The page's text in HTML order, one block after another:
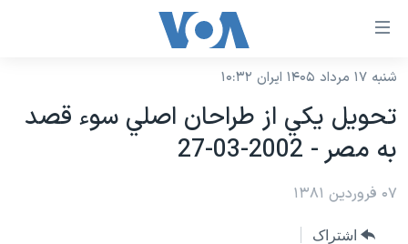
لینکهای
دسترسی
جهش
محتوای
اصلی
جهش
نسخه سبک وب‌سایت
موضوع ها
ایران
آمریکا
برنامه های تلویزیونی
جدول برنامه ها
شنبه ۱۷ مرداد ۱۴۰۵ ایران ۱۰:۳۲
تحويل يکي از طراحان اصلي سوء قصد
به مصر - 2002-03-27
۰۷ فروردین ۱۳۸۱
اشتراک